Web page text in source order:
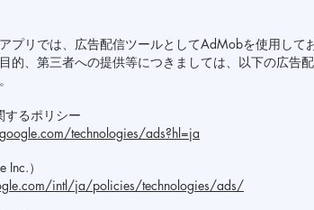
プリでは、広告配信ツールとしてAdMobを使用し
的、第三者への提供等につきましては、以下の広告
するポリシー
technologies/ads?hl=ja
）
intl/ja/policies/technologies/ads/